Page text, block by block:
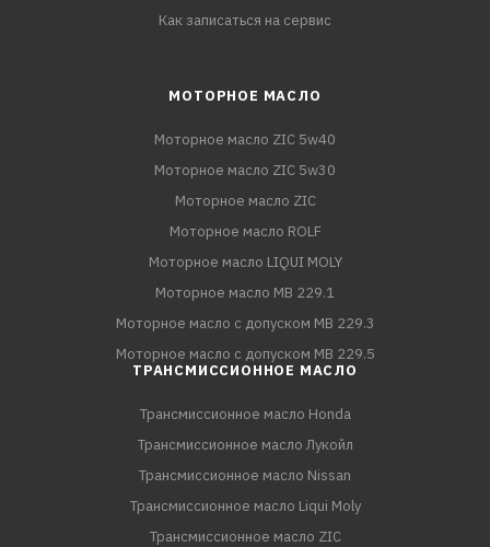
Как записаться на сервис
МОТОРНОЕ МАСЛО
Моторное масло ZIC 5w40
Моторное масло ZIC 5w30
Моторное масло ZIC
Моторное масло ROLF
Моторное масло LIQUI MOLY
Моторное масло MB 229.1
Моторное масло с допуском MB 229.3
Моторное масло с допуском MB 229.5
ТРАНСМИССИОННОЕ МАСЛО
Трансмиссионное масло Honda
Трансмиссионное масло Лукойл
Трансмиссионное масло Nissan
Трансмиссионное масло Liqui Moly
Трансмиссионное масло ZIC